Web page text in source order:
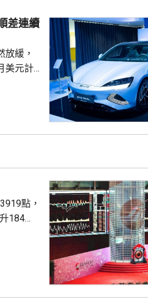
行政總
展品牌
差連續
緩，
美元計
第3個
已連續
點，
184